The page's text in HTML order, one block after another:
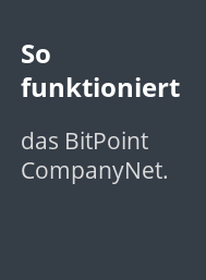
So
funktioniert
das BitPoint
CompanyNet.